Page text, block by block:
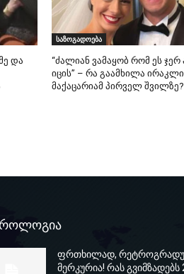
და
საზოგადოება
“ძალიან ვამაყობ რომ ეს ჯერ
იცის” – რა გაამხილა ირაკლი
მაქაცარიამ პირველ შვილზე?
ფრთხილად,
მერკურია! რას გვიმზადებს